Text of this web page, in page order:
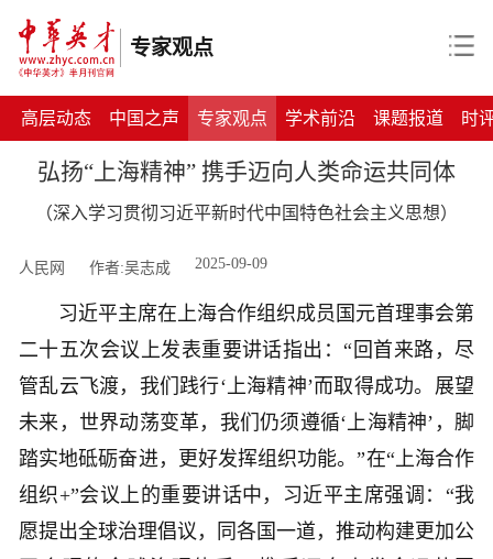
专家观点
高层动态 中国之声 专家观点 学术前沿 课题报道 时
​弘扬“上海精神” 携手迈向人类命运共同体
（深入学习贯彻习近平新时代中国特色社会主义思想）
人民网 作者:吴志成 2025-09-09
习近平主席在上海合作组织成员国元首理事会第
二十五次会议上发表重要讲话指出：“回首来路，尽
管乱云飞渡，我们践行‘上海精神’而取得成功。展望
未来，世界动荡变革，我们仍须遵循‘上海精神’，脚
踏实地砥砺奋进，更好发挥组织功能。”在“上海合作
组织+”会议上的重要讲话中，习近平主席强调：“我
愿提出全球治理倡议，同各国一道，推动构建更加公